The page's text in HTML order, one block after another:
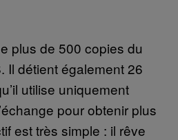
plus de 500 copies du
Il détient également 26
utilise uniquement
pour obtenir plus
est très simple : il rêve